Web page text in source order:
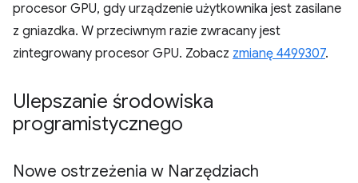
procesor GPU, gdy urządzenie użytkownika jest zasilane
z gniazdka. W przeciwnym razie zwracany jest
zintegrowany procesor GPU. Zobacz zmianę 4499307.
Ulepszanie środowiska
programistycznego
Nowe ostrzeżenia w Narzędziach